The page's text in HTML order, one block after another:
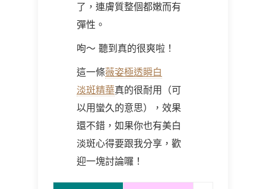
了，連膚質整個都嫩而有
彈性。
呴～ 聽到真的很爽啦！
這一條薇姿極透瞬白
淡斑精華真的很耐用（可
以用蠻久的意思），效果
還不錯，如果你也有美白
淡斑心得要跟我分享，歡
迎一塊討論囉！